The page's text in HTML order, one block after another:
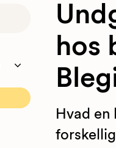
hos
Hvad